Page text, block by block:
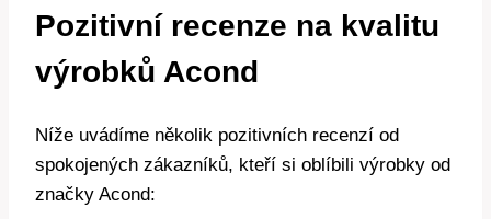
Pozitivní recenze na kvalitu
výrobků Acond
Níže uvádíme několik pozitivních recenzí od
spokojených zákazníků, kteří si oblíbili výrobky od
značky Acond: